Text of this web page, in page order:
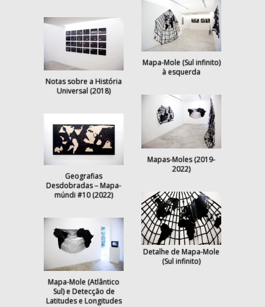
Notas sobre a História
Universal (2018)
Geografias
Desdobradas – Mapa-
múndi #10 (2022)
Mapa-Mole (Atlântico
Sul) e Detecção de
Latitudes e Longitudes
Mapa-Mole (Sul infinito)
à esquerda
Mapas-Moles (2019-
2022)
Detalhe de Mapa-Mole
(Sul infinito)